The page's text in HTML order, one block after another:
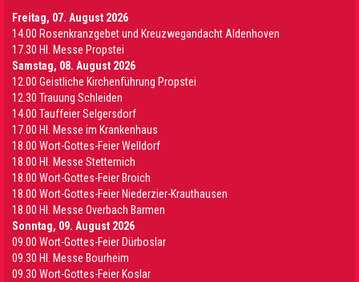
Freitag, 07. August 2026
14.00 Rosenkranzgebet und Kreuzwegandacht Aldenhoven
17.30 Hl. Messe Propstei
Samstag, 08. August 2026
12.00 Geistliche Kirchenführung Propstei
12.30 Trauung Schleiden
14.00 Tauffeier Selgersdorf
17.00 Hl. Messe im Krankenhaus
18.00 Wort-Gottes-Feier Welldorf
18.00 Hl. Messe Stetternich
18.00 Wort-Gottes-Feier Broich
18.00 Wort-Gottes-Feier Niederzier-Krauthausen
18.00 Hl. Messe Overbach Barmen
Sonntag, 09. August 2026
09.00 Wort-Gottes-Feier Dürboslar
09.30 HI. Messe Bourheim
09.30 Wort-Gottes-Feier Koslar